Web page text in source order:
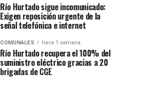
Río Hurtado sigue incomunicado:
Exigen reposición urgente de la
señal telefónica e internet
COMUNALES hace 1 semana
Río Hurtado recupera el 100% del
suministro eléctrico gracias a 20
brigadas de CGE